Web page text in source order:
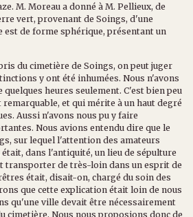
M. Moreau a donné à M. Pellieux, de
vert, provenant de Soings, d'une
de forme sphérique, présentant un
du cimetière de Soings, on peut juger
y ont été inhumées. Nous n'avons
quelques heures seulement. C'est bien peu
et qui mérite à un haut degré
Aussi n'avons nous pu y faire
Nous avions entendu dire que le
sur lequel l'attention des amateurs
dans l'antiquité, un lieu de sépulture
transporter de très-loin dans un esprit de
était, disait-on, chargé du soin des
que cette explication était loin de nous
qu'une ville devait être nécessairement
cimetière. Nous nous proposions donc de